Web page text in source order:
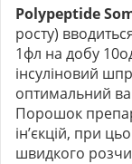
Polypeptide
росту)
1фл на добу
інсуліновий
оптимальний
Порошок
ін’єкцій, при
швидкого